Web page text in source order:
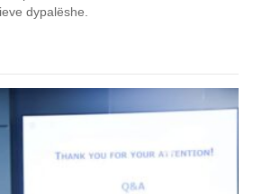
dypalëshe.